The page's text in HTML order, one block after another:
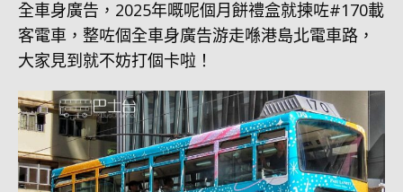
全車身廣告，2025年嘅呢個月餅禮盒就揀咗#170載
客電車，整咗個全車身廣告游走喺港島北電車路，
大家見到就不妨打個卡啦！